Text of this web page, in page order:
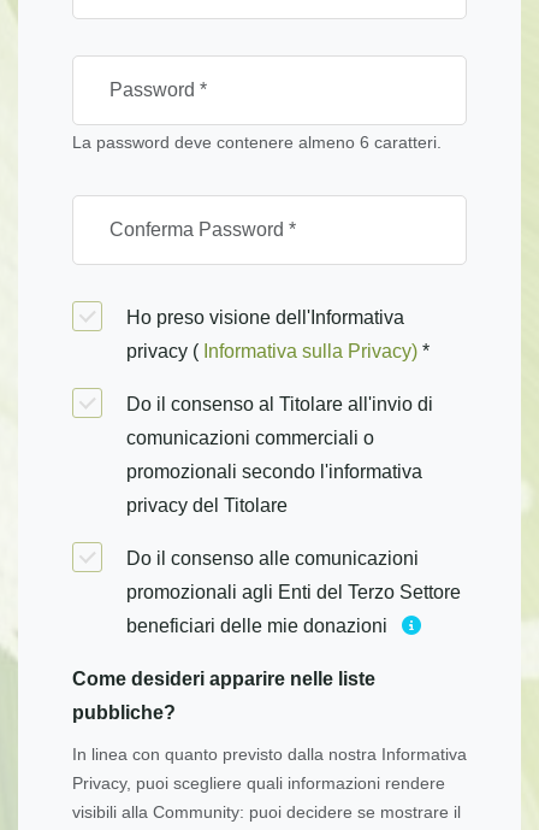
La password deve contenere almeno 6 caratteri.
Ho preso visione dell'Informativa
privacy ( Informativa sulla Privacy) *
Do il consenso al Titolare all'invio di
comunicazioni commerciali o
promozionali secondo l'informativa
privacy del Titolare
Do il consenso alle comunicazioni
promozionali agli Enti del Terzo Settore
beneficiari delle mie donazioni
Come desideri apparire nelle liste
pubbliche?
In linea con quanto previsto dalla nostra Informativa
Privacy, puoi scegliere quali informazioni rendere
visibili alla Community: puoi decidere se mostrare il